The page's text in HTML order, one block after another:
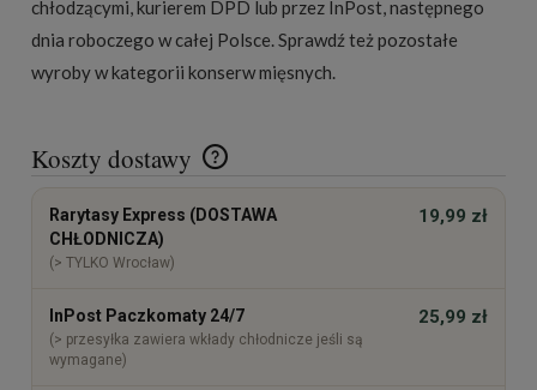
Schłodzona ma najlepszą teksturę.
chłodzącymi, kurierem DPD lub przez InPost, następnego
dnia roboczego w całej Polsce. Sprawdź też pozostałe
wyroby w kategorii konserw mięsnych.
Koszty dostawy
Cena nie zawiera ewentualnych kosztów płatności
Rarytasy Express (DOSTAWA
CHŁODNICZA)
(> TYLKO Wrocław)
19,99 zł
InPost Paczkomaty 24/7
(> przesyłka zawiera wkłady chłodnicze jeśli są
wymagane)
25,99 zł